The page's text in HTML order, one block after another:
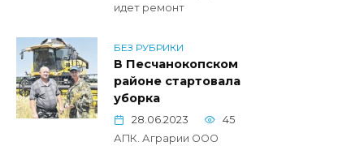
идет ремонт
БЕЗ РУБРИКИ
В Песчанокопском
районе стартовала
уборка
28.06.2023
45
АПК. Аграрии ООО